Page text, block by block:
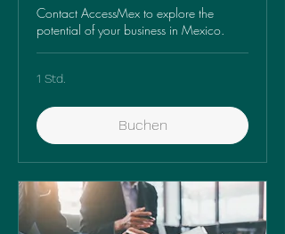
Contact AccessMex to explore the
potential of your business in Mexico.
1 Std.
Buchen